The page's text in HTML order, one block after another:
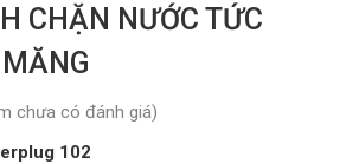
CHẶN NƯỚC TỨC
chưa có đánh giá)
102